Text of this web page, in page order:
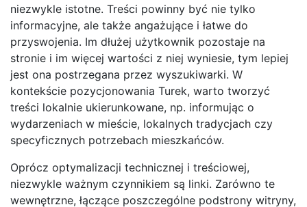
niezwykle istotne. Treści powinny być nie tylko
informacyjne, ale także angażujące i łatwe do
przyswojenia. Im dłużej użytkownik pozostaje na
stronie i im więcej wartości z niej wyniesie, tym lepiej
jest ona postrzegana przez wyszukiwarki. W
kontekście pozycjonowania Turek, warto tworzyć
treści lokalnie ukierunkowane, np. informując o
wydarzeniach w mieście, lokalnych tradycjach czy
specyficznych potrzebach mieszkańców.
Oprócz optymalizacji technicznej i treściowej,
niezwykle ważnym czynnikiem są linki. Zarówno te
wewnętrzne, łączące poszczególne podstrony witryny,